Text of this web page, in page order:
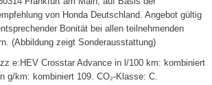
von Honda Deutschland. Angebot gültig
Bonität bei allen teilnehmenden
(Abbildung zeigt Sonderausstattung)
e:HEV Crosstar Advance in l/100 km: kombiniert
g/km: kombiniert 109. CO₂-Klasse: C.